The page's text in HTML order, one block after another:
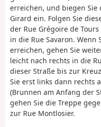
erreichen, und biegen Sie
Girard ein. Folgen Sie
der Rue Grégoire de
in die Rue Savaron. Wenn
erreichen, gehen Sie
leicht nach rechts in die
dieser Straße bis zur
Sie erst links dann rechts
(Brunnen am Anfang der
gehen Sie die Treppe
zur Rue Montlosier.